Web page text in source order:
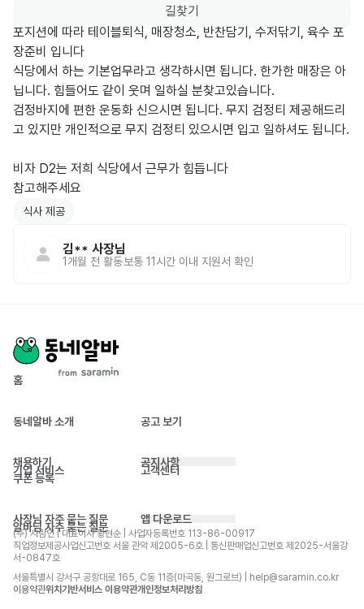
길찾기
포지션에 따라 테이블퇴식, 매장청소, 반찬담기, 수저닦기, 육수 포
장준비 입니다
식당에서 하는 기본업무라고 생각하시면 됩니다. 한가한 매장은 아
닙니다. 힘들어도 같이 웃며 일하실 분찾고있습니다.
검정바지에 편한 운동화 신으시면 됩니다. 무지 검정티 제공해드리
고 있지만 개인적으로 무지 검정티 있으시면 입고 일하셔도 됩니다.
비자 D2는 저희 식당에서 근무가 힘듭니다
참고해주세요
식사 제공
김** 사장님
1개월 전 활동보통 11시간 이내 지원서 확인
홈
동네알바 소개 공고 보기
채용하기
기업 서비스
쿠폰 등록
공지사항
고객센터
사장님 자주 묻는 질문
알바님 자주 묻는 질문
앱 다운로드
(주) 사람인 | 대표이사 황현순 | 사업자등록번호 113-86-00917
직업정보제공사업신고번호 서울 관악 제2005-6호 | 통신판매업신고번호 제2025-서울강
서-0847호
서울특별시 강서구 공항대로 165, C동 11층(마곡동, 원그로브) | help@saramin.co.kr
이용약관위치기반서비스 이용약관개인정보처리방침